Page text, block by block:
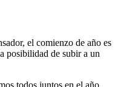
el comienzo de año es
posibilidad de subir a un
todos juntos en el año